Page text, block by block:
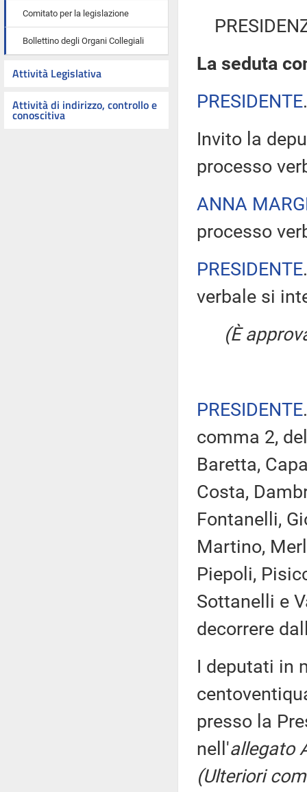
Comitato per la legislazione
Bollettino degli Organi Collegiali
Attività Legislativa
Attività di indirizzo, controllo e
conoscitiva
La seduta
PRESIDENTE
Invito la
processo
ANNA
processo
PRESIDENTE
verbale si
(È
PRESIDENTE
comma 2,
Baretta,
Costa,
Fontanelli,
Martino,
Piepoli,
Sottanelli e
decorrere
I deputati in
presso la
nell'allegato
(Ulteriori